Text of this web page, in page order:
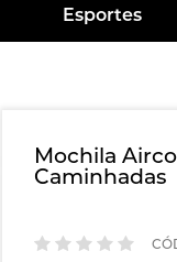
Esportes
Mochila
Caminhadas